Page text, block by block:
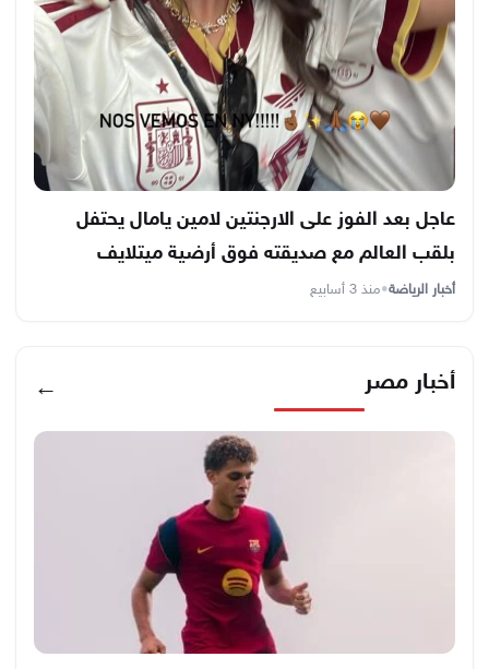
عاجل بعد الفوز على الارجنتين لامين يامال يحتفل
بلقب العالم مع صديقته فوق أرضية ميتلايف
أخبار الرياضة•منذ 3 أسابيع
أخبار مصر ←